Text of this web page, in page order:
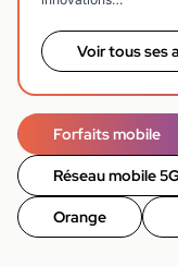
Voir tous ses
Forfaits mobile
Réseau mobile
Orange